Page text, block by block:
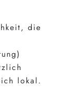
die
lokal.